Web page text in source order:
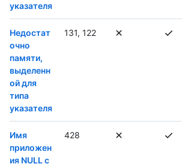
указателя
Недостат
очно
памяти,
выделенн
ой для
типа
указателя
131, 122
Имя
приложен
ия NULL с
428